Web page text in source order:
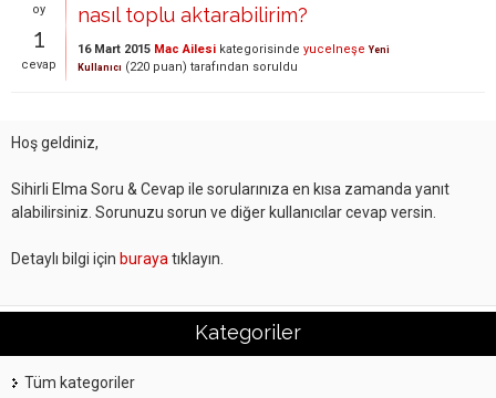
oy
1
cevap
nasıl toplu aktarabilirim?
16 Mart 2015 Mac Ailesi kategorisinde yucelneşe Yeni
Kullanıcı (220 puan) tarafından soruldu
Hoş geldiniz,
Sihirli Elma Soru & Cevap ile sorularınıza en kısa zamanda yanıt
alabilirsiniz. Sorunuzu sorun ve diğer kullanıcılar cevap versin.
Detaylı bilgi için buraya tıklayın.
Kategoriler
Tüm kategoriler